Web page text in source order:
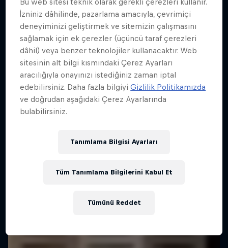
Bu web sitesi teknik olarak gerekli çerezleri kullanır.
İzniniz dâhilinde, pazarlama amacıyla, çevrimiçi
deneyiminizi geliştirmek ve sitemizin çalışmasını
sağlamak için ek çerezler (üçüncü taraf çerezleri
dâhil) veya benzer teknolojiler kullanacaktır. Web
sitesinin alt bilgi kısmındaki Çerez Ayarları
aracılığıyla onayınızı istediğiniz zaman iptal
edebilirsiniz. Daha fazla bilgiyiGizlilik Politikamızda
ve doğrudan aşağıdaki Çerez Ayarlarında
bulabilirsiniz.
Tanımlama Bilgisi Ayarları
Tümünü Reddet
Tüm Tanımlama Bilgilerini Kabul Et